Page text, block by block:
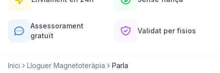
Assessorament
gratuït
Validat per fisios
Inici Lloguer Magnetoteràpia Parla